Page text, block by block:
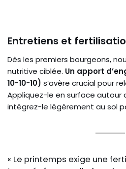
Entretiens et
Dès les premiers bourgeons,
nutritive ciblée. Un apport
10-10-10) s’avère crucial pour
Appliquez-le en surface autour
intégrez-le légèrement au sol
« Le printemps exige une